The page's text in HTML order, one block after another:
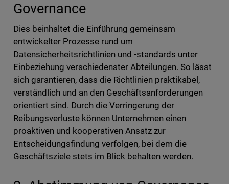
Governance
Dies beinhaltet die Einführung gemeinsam
entwickelter Prozesse rund um
Datensicherheitsrichtlinien und -standards unter
Einbeziehung verschiedenster Abteilungen. So lässt
sich garantieren, dass die Richtlinien praktikabel,
verständlich und an den Geschäftsanforderungen
orientiert sind. Durch die Verringerung der
Reibungsverluste können Unternehmen einen
proaktiven und kooperativen Ansatz zur
Entscheidungsfindung verfolgen, bei dem die
Geschäftsziele stets im Blick behalten werden.